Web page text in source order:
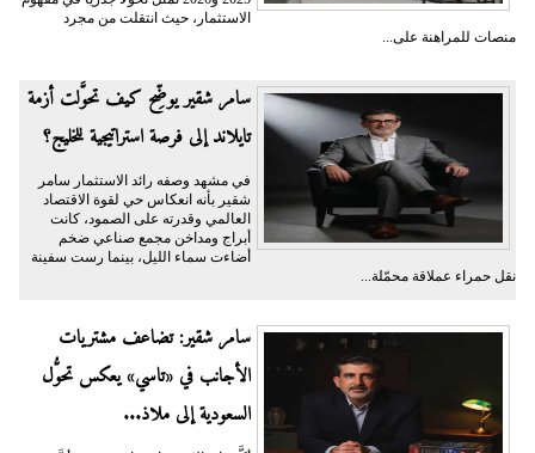
الاستثمار، حيث انتقلت من مجرد
منصات للمراهنة على...
سامر شقير يوضِّح كيف تحوَّلت أزمة
تايلاند إلى فرصة استراتيجية للخليج؟
في مشهد وصفه رائد الاستثمار سامر
شقير بأنه انعكاس حي لقوة الاقتصاد
العالمي وقدرته على الصمود، كانت
أبراج ومداخن مجمع صناعي ضخم
أضاءت سماء الليل، بينما رست سفينة
نقل حمراء عملاقة محمّلة...
سامر شقير: تضاعف مشتريات
الأجانب في «تاسي» يعكس تحوُّل
السعودية إلى ملاذ...